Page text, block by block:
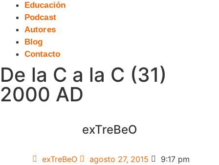
Educación
Podcast
Autores
Blog
Contacto
De la C a la C (31)
2000 AD
exTreBeO
exTreBeO agosto 27, 2015
9:17 pm